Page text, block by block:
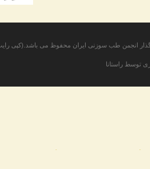
انجمن طب سوزنی ایرانمحفوظ می باشد.(کپی رایت © 2026)
راستانا